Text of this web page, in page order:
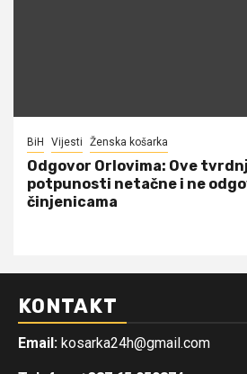
BiH Vijesti Ženska košarka
Odgovor Orlovima: ​Ove
potpunosti netačne i ne
činjenicama
KONTAKT
Email: kosarka24h@gmail.com